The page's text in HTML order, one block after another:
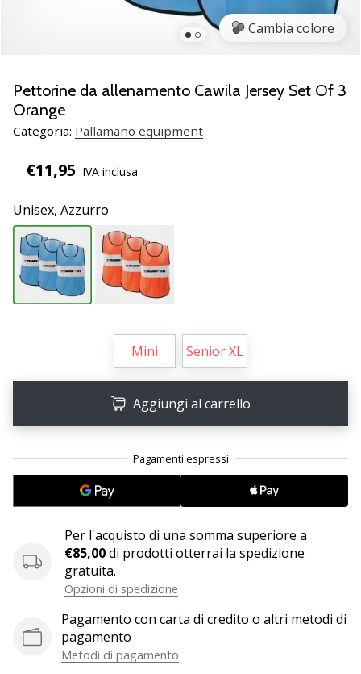
da
pallamano
PUMA
Accelerate
SQD
Conosci
gli
aggiornamenti
tecnici
e
valuta
•
brand
WePlayHandball
Anche
fanatico
dell'handball
Cambia colore
Pettorine da allenamento Cawila Jersey Set Of 3
Orange
Categoria: Pallamano equipment
€11,95 IVA inclusa
Unisex, Azzurro
Mini Senior XL
Aggiungi al carrello
Per l'acquisto di una somma superiore a
€85,00di prodotti otterrai la spedizione
gratuita.
Opzioni di spedizione
Pagamento con carta di credito o altri metodi di
pagamento
Metodi di pagamento